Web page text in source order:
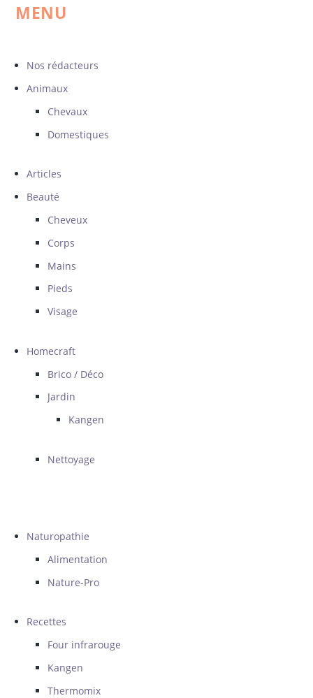
MENU
Nos rédacteurs
Animaux
Chevaux
Domestiques
Articles
Beauté
Cheveux
Corps
Mains
Pieds
Visage
Homecraft
Brico / Déco
Jardin
Kangen
Nettoyage
Naturopathie
Alimentation
Nature-Pro
Recettes
Four infrarouge
Kangen
Thermomix